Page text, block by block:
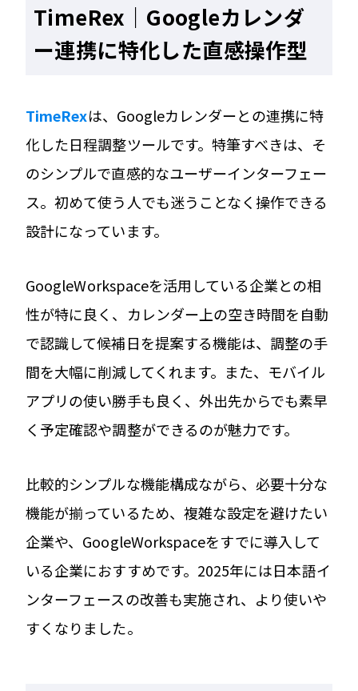
TimeRex｜Googleカレンダ
ー連携に特化した直感操作型
TimeRexは、Googleカレンダーとの連携に特
化した日程調整ツールです。特筆すべきは、そ
のシンプルで直感的なユーザーインターフェー
ス。初めて使う人でも迷うことなく操作できる
設計になっています。
GoogleWorkspaceを活用している企業との相
性が特に良く、カレンダー上の空き時間を自動
で認識して候補日を提案する機能は、調整の手
間を大幅に削減してくれます。また、モバイル
アプリの使い勝手も良く、外出先からでも素早
く予定確認や調整ができるのが魅力です。
比較的シンプルな機能構成ながら、必要十分な
機能が揃っているため、複雑な設定を避けたい
企業や、GoogleWorkspaceをすでに導入して
いる企業におすすめです。2025年には日本語イ
ンターフェースの改善も実施され、より使いや
すくなりました。